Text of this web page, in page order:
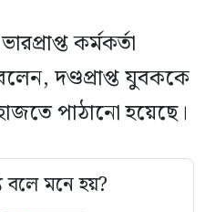
কর্মকর্তা
দণ্ডপ্রাপ্ত যুবককে
পাঠানো হয়েছে।
বলে মনে হয়?